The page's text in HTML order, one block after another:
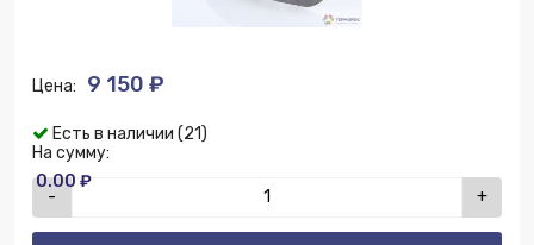
Цена: 9 150 ₽
Есть в наличии (21)
На сумму:
0.00 ₽
- +